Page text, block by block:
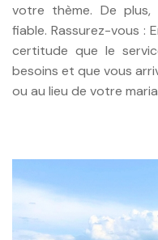
votre thème. De plus,
fiable. Rassurez-vous :
certitude que le
besoins et que vous
ou au lieu de votre